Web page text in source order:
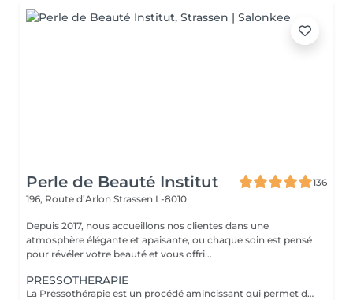
Perle de Beauté Institut
136
196, Route d’Arlon Strassen L-8010
Depuis 2017, nous accueillons nos clientes dans une
atmosphère élégante et apaisante, ou chaque soin est pensé
pour révéler votre beauté et vous offri...
PRESSOTHERAPIE
La Pressothérapie est un procédé amincissant qui permet de traiter les problèmes de rétention d'eau, de circulation sanguine, et soulagé les jambes lourdes. Cette technique mécanique agit comme un drainage lymphatique. Nous utilisons un appareil de Pressothérapie qui opére un massage par compression et décompression. Les alvéoles des accessoires se remplissent d'air à un rythme varié et exercent des pressions multiples et douces sur les parties traitées.